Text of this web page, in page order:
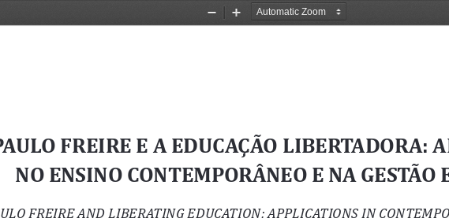
Zoom
Zoom
FREIRE E A EDUCAÇÃO LIBERTADORA:
NO ENSINO CONTEMPORÂNEO E NA GESTÃO
FREIRE AND LIBERATING EDUCATION: APPLICATIONS IN